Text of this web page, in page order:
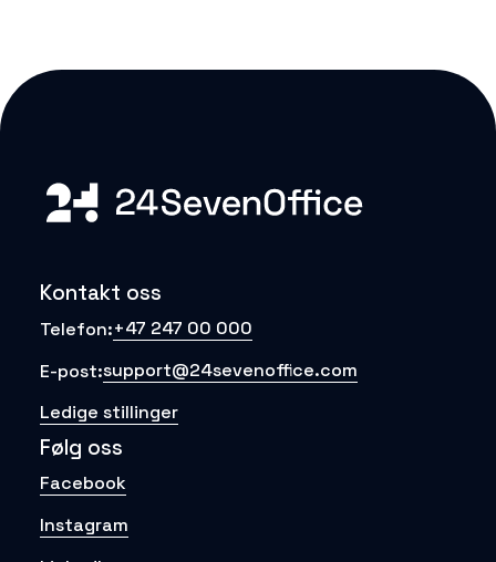
Kontakt oss
Telefon:+47 247 00 000
E-post:support@24sevenoffice.com
Ledige stillinger
Følg oss
Facebook
Instagram